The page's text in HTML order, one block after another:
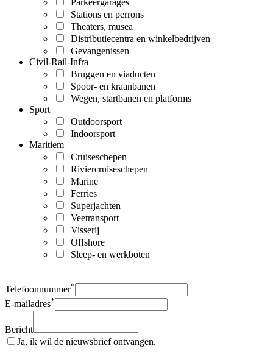
Parkeergarages
Stations en perrons
Theaters, musea
Distributiecentra en winkelbedrijven
Gevangenissen
Civil-Rail-Infra
Bruggen en viaducten
Spoor- en kraanbanen
Wegen, startbanen en platforms
Sport
Outdoorsport
Indoorsport
Maritiem
Cruiseschepen
Riviercruiseschepen
Marine
Ferries
Superjachten
Veetransport
Visserij
Offshore
Sleep- en werkboten
Telefoonnummer*
E-mailadres*
Bericht
Ja, ik wil de nieuwsbrief ontvangen.